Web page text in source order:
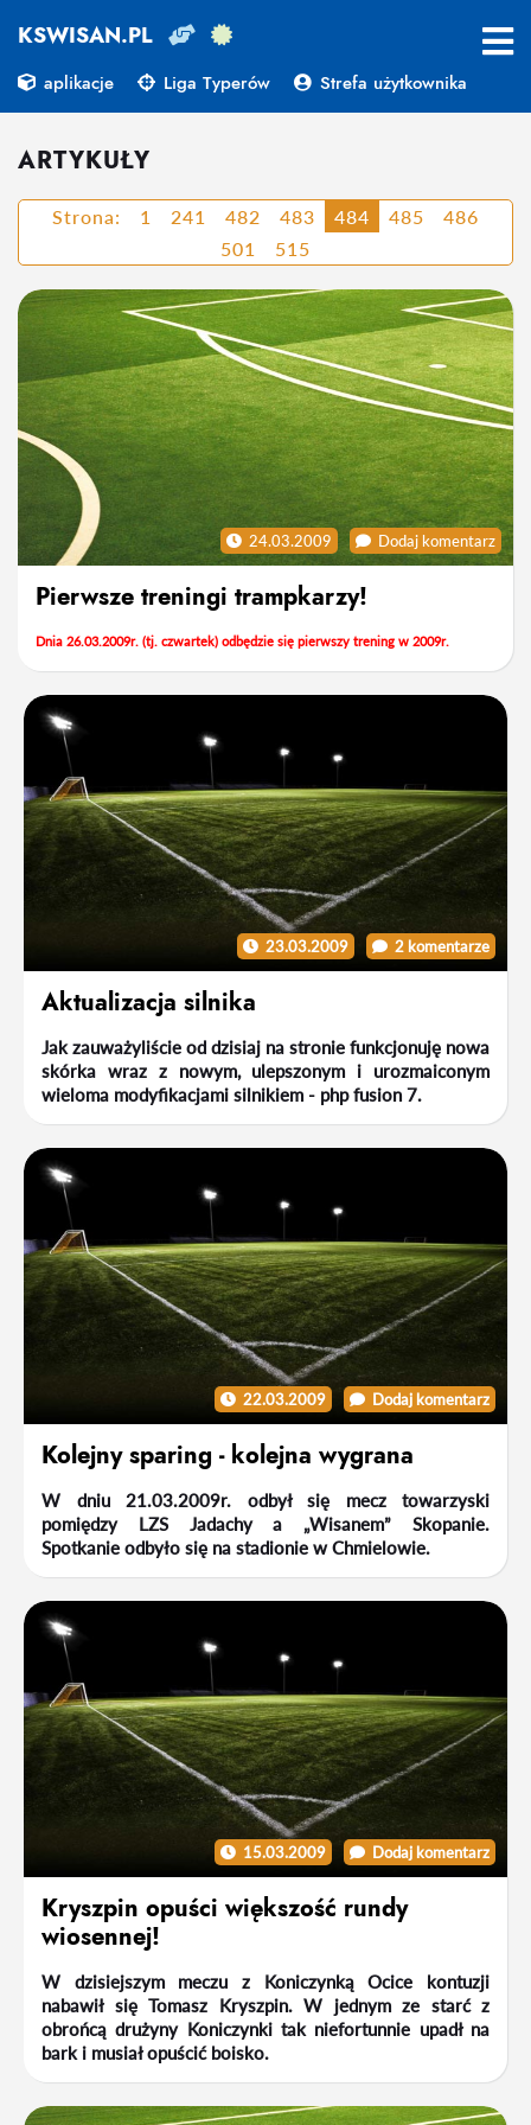
KSWISAN.PL
aplikacje Liga Typerów Strefa użytkownika
ARTYKUŁY
Strona: 1 241 482 483 484 485
486
501
515
24.03.2009 Dodaj komentarz
Pierwsze treningi trampkarzy!
Dnia 26.03.2009r. (tj. czwartek) odbędzie się pierwszy trening w 2009r.
23.03.2009 2 komentarze
Aktualizacja silnika
Jak zauważyliście od dzisiaj na stronie funkcjonuję nowa
skórka wraz z nowym, ulepszonym i urozmaiconym
wieloma modyfikacjami silnikiem - php fusion 7.
22.03.2009 Dodaj komentarz
Kolejny sparing - kolejna wygrana
W dniu 21.03.2009r. odbył się mecz towarzyski
pomiędzy LZS Jadachy a „Wisanem” Skopanie.
Spotkanie odbyło się na stadionie w Chmielowie.
15.03.2009 Dodaj komentarz
Kryszpin opuści większość rundy
wiosennej!
W dzisiejszym meczu z Koniczynką Ocice kontuzji
nabawił się Tomasz Kryszpin. W jednym ze starć z
obrońcą drużyny Koniczynki tak niefortunnie upadł na
bark i musiał opuścić boisko.